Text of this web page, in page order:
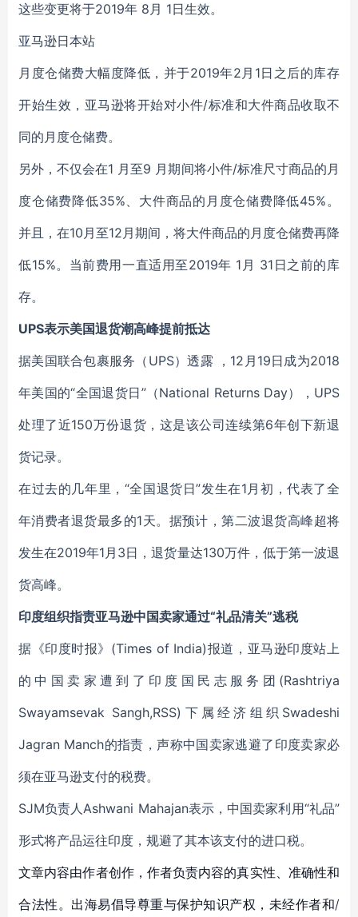
这些变更将于2019年 8月 1日生效。
亚马逊日本站
月度仓储费大幅度降低，并于2019年2月1日之后的库存
开始生效，亚马逊将开始对小件/标准和大件商品收取不
同的月度仓储费。
另外，不仅会在1 月至9 月期间将小件/标准尺寸商品的月
度仓储费降低35%、大件商品的月度仓储费降低45%。
并且，在10月至12月期间，将大件商品的月度仓储费再降
低15%。当前费用一直适用至2019年 1月 31日之前的库
存。
UPS表示美国退货潮高峰提前抵达
据美国联合包裹服务（UPS）透露 ，12月19日成为2018
年美国的“全国退货日”（National Returns Day），UPS
处理了近150万份退货，这是该公司连续第6年创下新退
货记录。
在过去的几年里，“全国退货日”发生在1月初，代表了全
年消费者退货最多的1天。据预计，第二波退货高峰超将
发生在2019年1月3日，退货量达130万件，低于第一波退
货高峰。
印度组织指责亚马逊中国卖家通过“礼品清关”逃税
据《印度时报》(Times of India)报道，亚马逊印度站上
的中国卖家遭到了印度国民志服务团(Rashtriya
Swayamsevak Sangh,RSS)下属经济组织Swadeshi
Jagran Manch的指责，声称中国卖家逃避了印度卖家必
须在亚马逊支付的税费。
SJM负责人Ashwani Mahajan表示，中国卖家利用“礼品”
形式将产品运往印度，规避了其本该支付的进口税。
文章内容由作者创作，作者负责内容的真实性、准确性和
合法性。出海易倡导尊重与保护知识产权，未经作者和/